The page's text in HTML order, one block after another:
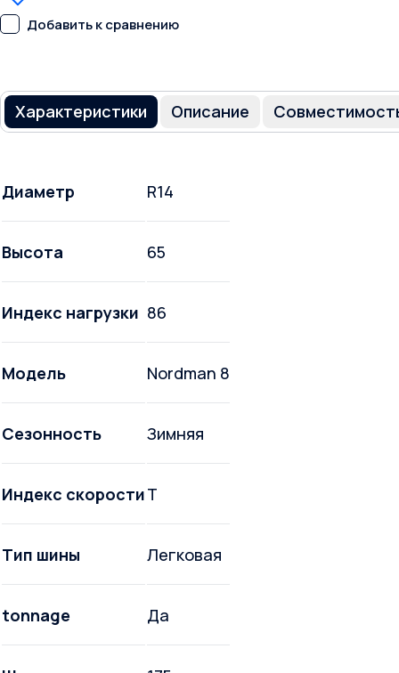
Добавить к сравнению
Характеристики Описание
Диаметр R14
Высота 65
Индекс нагрузки 86
Модель Nordman 8
Сезонность Зимняя
Индекс скоростиT
Тип шины Легковая
tonnage Да